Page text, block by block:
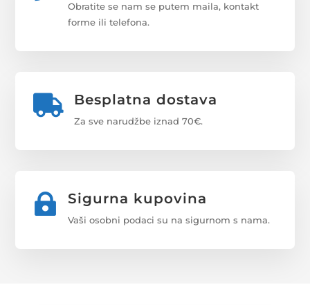
Obratite se nam se putem maila, kontakt
forme ili telefona.
 Besplatna dostava
Za sve narudžbe iznad 70€.
 Sigurna kupovina
Vaši osobni podaci su na sigurnom s nama.